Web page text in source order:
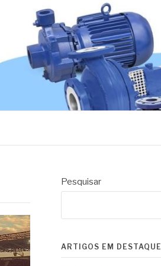
Pesquisar
ARTIGOS EM DESTAQUE